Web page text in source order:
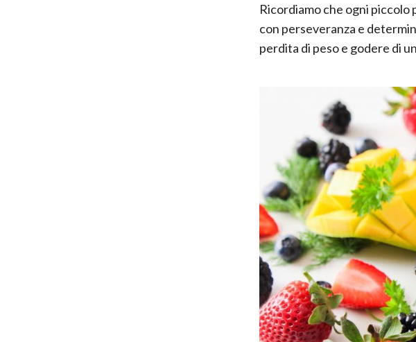
Ricordiamo che ogni piccolo
con perseveranza e
perdita di peso e godere di